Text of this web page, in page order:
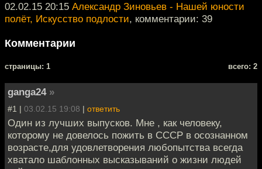
02.02.15 20:15 Александр Зиновьев - Нашей юности
полёт, Искусство подлости, комментарии: 39
Комментарии
cтраницы: 1 всего: 2
ganga24 »
#1 | 03.02.15 19:08 | ответить
Один из лучших выпусков. Мне , как человеку,
которому не довелось пожить в СССР в осознанном
возрасте,для удовлетворения любопытства всегда
хватало шаблонных высказываний о жизни людей